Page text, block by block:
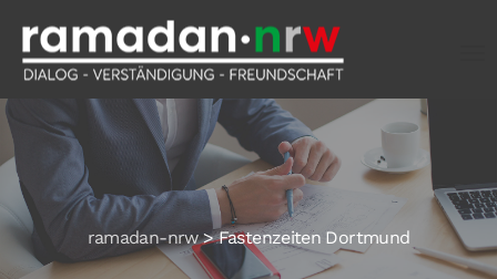
ramadan-nrw>Fastenzeiten Dortmund